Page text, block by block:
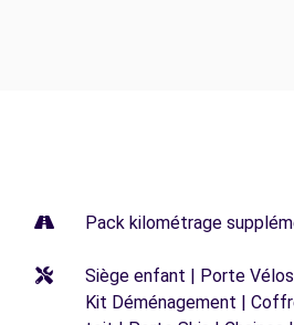
Pack kilométrage
Siège enfant | Porte
Kit Déménagement |